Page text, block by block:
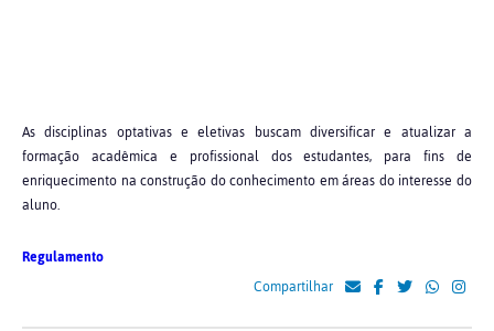
As disciplinas optativas e eletivas buscam diversificar e atualizar a
formação acadêmica e profissional dos estudantes, para fins de
enriquecimento na construção do conhecimento em áreas do interesse do
aluno.
Regulamento
Compartilhar